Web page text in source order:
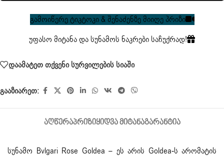
გამოიწერე ტიკტოკი & შენაძენზე მიიღე პრიზი
უფასო მიტანა და სუნამოს ნაკრები საჩუქრად!
დაამატეთ თქვენი სურვილების სიაში
გააზიარეთ:
ᲐᲦᲬᲔᲠᲐᲞᲠᲘᲖᲘᲧᲘᲓᲕᲐ ᲛᲘᲢᲐᲜᲐᲒᲐᲠᲐᲜᲢᲘᲐ
სუნამო Bvlgari Rose Goldea – ეს არის Goldea-ს არომატის